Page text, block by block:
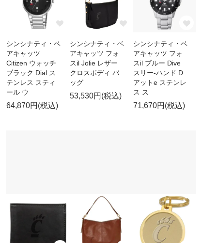
シンシナティ・ベ
アキャッツ
Citizen ウォッチ
ブラック Dial ス
テンレス スティ
ール ウ
64,870円(税込)
シンシナティ・ベ
アキャッツ フォ
スil Jolie レザー
クロスボディ バ
ッグ
53,530円(税込)
シンシナティ・ベ
アキャッツ フォ
スil ブルー Dive
スリー-ハンド D
アットe ステンレ
ス ス
71,670円(税込)